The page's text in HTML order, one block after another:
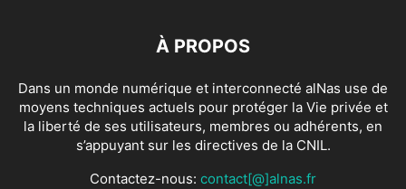
À PROPOS
Dans un monde numérique et interconnecté alNas use de
moyens techniques actuels pour protéger la Vie privée et
la liberté de ses utilisateurs, membres ou adhérents, en
s’appuyant sur les directives de la CNIL.
Contactez-nous: contact[@]alnas.fr